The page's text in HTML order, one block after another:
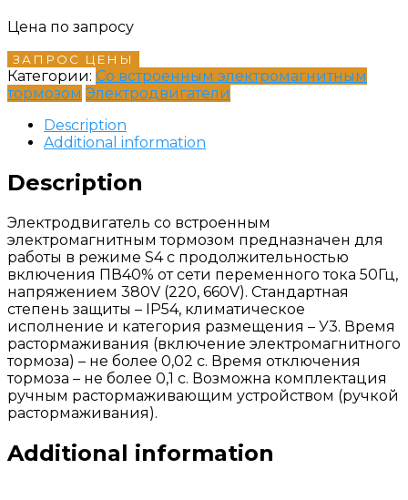
Цена по запросу
ЗАПРОС ЦЕНЫ
Категории: Со встроенным электромагнитным
тормозом Электродвигатели
Description
Additional information
Description
Электродвигатель со встроенным
электромагнитным тормозом предназначен для
работы в режиме S4 с продолжительностью
включения ПВ40% от сети переменного тока 50Гц,
напряжением 380V (220, 660V). Стандартная
степень защиты – IP54, климатическое
исполнение и категория размещения – У3. Время
растормаживания (включение электромагнитного
тормоза) – не более 0,02 с. Время отключения
тормоза – не более 0,1 с. Возможна комплектация
ручным растормаживающим устройством (ручкой
растормаживания).
Additional information